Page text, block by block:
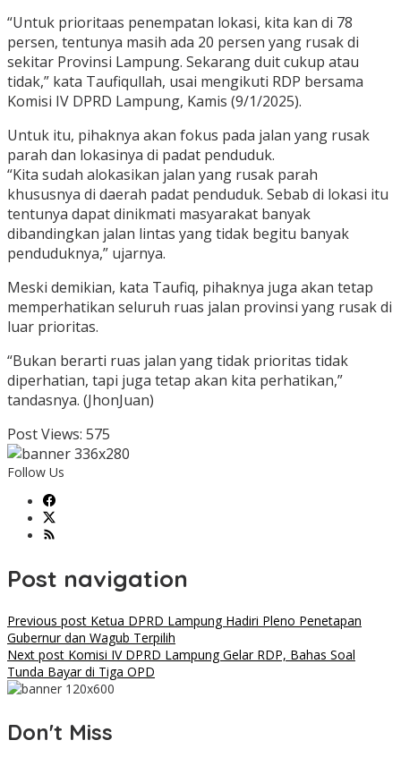
“Untuk prioritaas penempatan lokasi, kita kan di 78
persen, tentunya masih ada 20 persen yang rusak di
sekitar Provinsi Lampung. Sekarang duit cukup atau
tidak,” kata Taufiqullah, usai mengikuti RDP bersama
Komisi IV DPRD Lampung, Kamis (9/1/2025).
Untuk itu, pihaknya akan fokus pada jalan yang rusak
parah dan lokasinya di padat penduduk.
“Kita sudah alokasikan jalan yang rusak parah
khususnya di daerah padat penduduk. Sebab di lokasi itu
tentunya dapat dinikmati masyarakat banyak
dibandingkan jalan lintas yang tidak begitu banyak
penduduknya,” ujarnya.
Meski demikian, kata Taufiq, pihaknya juga akan tetap
memperhatikan seluruh ruas jalan provinsi yang rusak di
luar prioritas.
“Bukan berarti ruas jalan yang tidak prioritas tidak
diperhatian, tapi juga tetap akan kita perhatikan,”
tandasnya. (JhonJuan)
Post Views: 575
Follow Us
Post navigation
Previous post Ketua DPRD Lampung Hadiri Pleno Penetapan
Gubernur dan Wagub Terpilih
Next post Komisi IV DPRD Lampung Gelar RDP, Bahas Soal
Tunda Bayar di Tiga OPD
Don't Miss